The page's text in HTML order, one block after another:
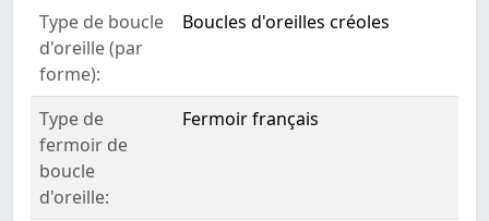
Type de boucle
d'oreille (par
forme):
Boucles d'oreilles créoles
Type de
fermoir de
boucle
d'oreille:
Fermoir français